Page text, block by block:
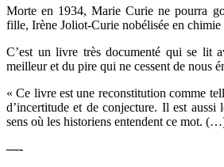
Morte en 1934, Marie Curie ne pourra
fille, Irène Joliot-Curie nobélisée en chimie
C’est un livre très documenté qui se lit
meilleur et du pire qui ne cessent de nous
« Ce livre est une reconstitution comme
d’incertitude et de conjecture. Il est aussi
sens où les historiens entendent ce mot.
—-